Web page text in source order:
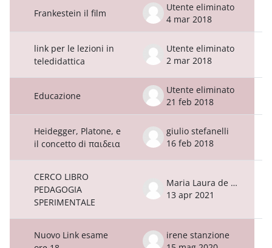
Frankestein il film
Utente eliminato
4 mar 2018
link per le lezioni in
teledidattica
Utente eliminato
2 mar 2018
Educazione
Utente eliminato
21 feb 2018
Heidegger, Platone, e
il concetto di παιδεια
giulio stefanelli
16 feb 2018
CERCO LIBRO
PEDAGOGIA
SPERIMENTALE
Maria Laura de Bardi
13 apr 2021
Nuovo Link esame
irene stanzione